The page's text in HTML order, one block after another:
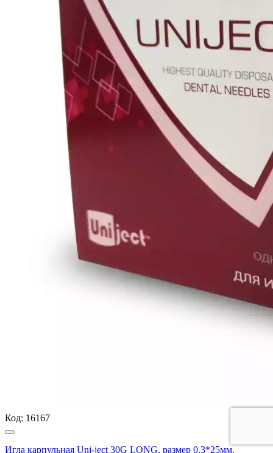
Код: 16167
Игла карпульная Uni-ject 30G LONG, размер 0,3*25мм,